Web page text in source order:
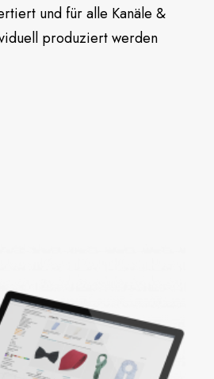
und für alle Kanäle &
produziert werden